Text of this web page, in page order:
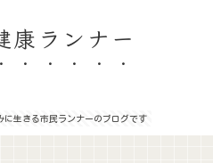
康ランナー
に生きる市民ランナーのブログです